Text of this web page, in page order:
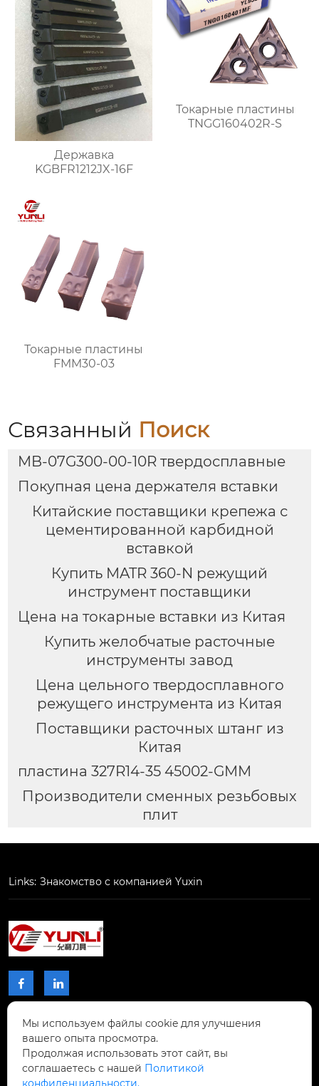
Державка
KGBFR1212JX-16F
Токарные пластины
TNGG160402R-S
Токарные пластины
FMM30-03
Связанный Поиск
MB-07G300-00-10R твердосплавные
Покупная цена держателя вставки
Китайские поставщики крепежа с
цементированной карбидной
вставкой
Купить MATR 360-N режущий
инструмент поставщики
Цена на токарные вставки из Китая
Купить желобчатые расточные
инструменты завод
Цена цельного твердосплавного
режущего инструмента из Китая
Поставщики расточных штанг из
Китая
пластина 327R14-35 45002-GMM
Производители сменных резьбовых
плит
Links: Знакомство с компанией Yuxin
 
КОНТАКТЫ

Проспект Чжибиян № 2, Донхупин, город
Тайпин, уезд Шисин, город Шаогуань,
Мы используем файлы cookie для улучшения
вашего опыта просмотра.
Продолжая использовать этот сайт, вы
соглашаетесь с нашей Политикой
конфиденциальности.